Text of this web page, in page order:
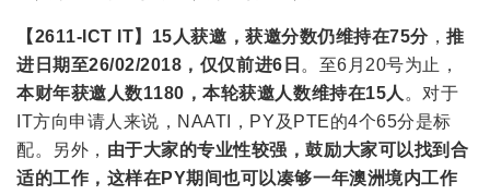
【2611-ICT IT】 15人获邀 ，获邀分数仍维持在75分，推
进日期至26/02/2018，仅仅前进6日 。至6月20号为止，
本财年获邀人数1180，本轮获邀人数维持在15人 。对于
IT方向申请人来说，NAATI，PY及PTE的4个65分是标
配。另外， 由于大家的专业性较强，鼓励大家可以找到合
适的工作，这样在PY期间也可以凑够一年澳洲境内工作